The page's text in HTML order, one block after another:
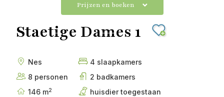
Prijzen en boeken
Staetige Dames 1
Nes
4 slaapkamers
8 personen
2 badkamers
146 m2 huisdier toegestaan